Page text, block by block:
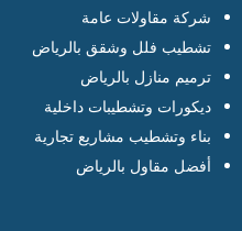
شركة مقاولات عامة
تشطيب فلل وشقق بالرياض
ترميم منازل بالرياض
ديكورات وتشطيبات داخلية
بناء وتشطيب مشاريع تجارية
أفضل مقاول بالرياض